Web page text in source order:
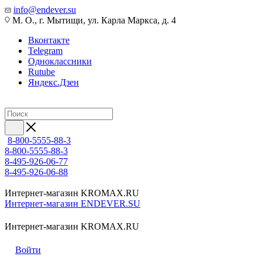
info@endever.su
М. О., г. Мытищи, ул. Карла Маркса, д. 4
Вконтакте
Telegram
Одноклассники
Rutube
Яндекс.Дзен
8-800-5555-88-3
8-800-5555-88-3
8-495-926-06-77
8-495-926-06-88
Интернет-магазин KROMAX.RU
Интернет-магазин ENDEVER.SU
Интернет-магазин KROMAX.RU
Войти